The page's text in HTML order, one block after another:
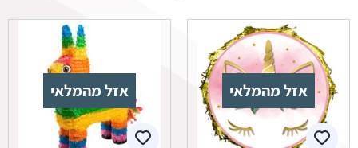
אזל מהמלאי אזל מהמלאי